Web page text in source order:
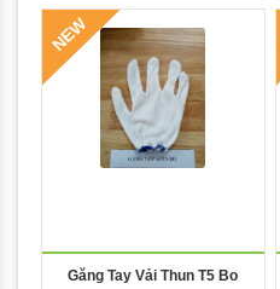
NEW
Găng Tay Vải Thun T5 Bo